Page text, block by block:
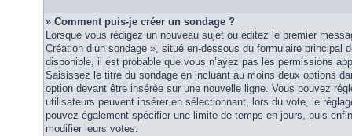
» Comment puis-je créer un sondage ?
Lorsque vous rédigez un nouveau sujet ou éditez le premier
Création d’un sondage », situé en-dessous du formulaire principal
disponible, il est probable que vous n’ayez pas les permissions
Saisissez le titre du sondage en incluant au moins deux options
option devant être insérée sur une nouvelle ligne. Vous pouvez
utilisateurs peuvent insérer en sélectionnant, lors du vote, le
pouvez également spécifier une limite de temps en jours, puis
modifier leurs votes.